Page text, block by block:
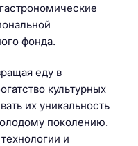
фонда.
еду в
культурных
их уникальность
поколению.
и